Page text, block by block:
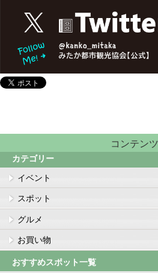
コンテンツ
カテゴリー
イベント
スポット
グルメ
お買い物
おすすめスポット一覧